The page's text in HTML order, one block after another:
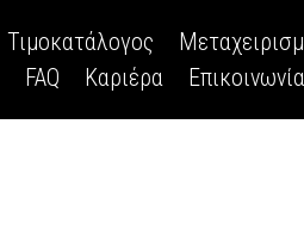
Τιμοκατάλογος
FAQ Καριέρα Επικοινωνία